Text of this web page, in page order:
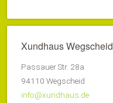
Xundhaus Wegscheid
Passauer Str. 28a
94110 Wegscheid
info@xundhaus.de